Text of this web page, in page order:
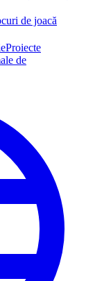
de joacă
Proiecte
de